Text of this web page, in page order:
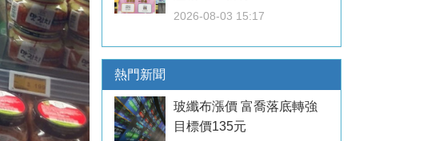
2026-08-03 15:17
熱門新聞
玻纖布漲價 富喬落底轉強
目標價135元